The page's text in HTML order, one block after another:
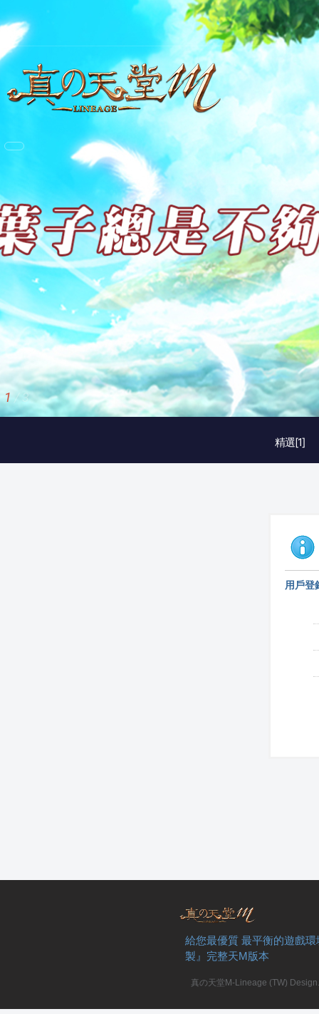
精選[1]
1 / 3
用戶登
給您最優質 最平衡的遊戲
製』完整天M版本
真の天堂M-Lineage (TW)